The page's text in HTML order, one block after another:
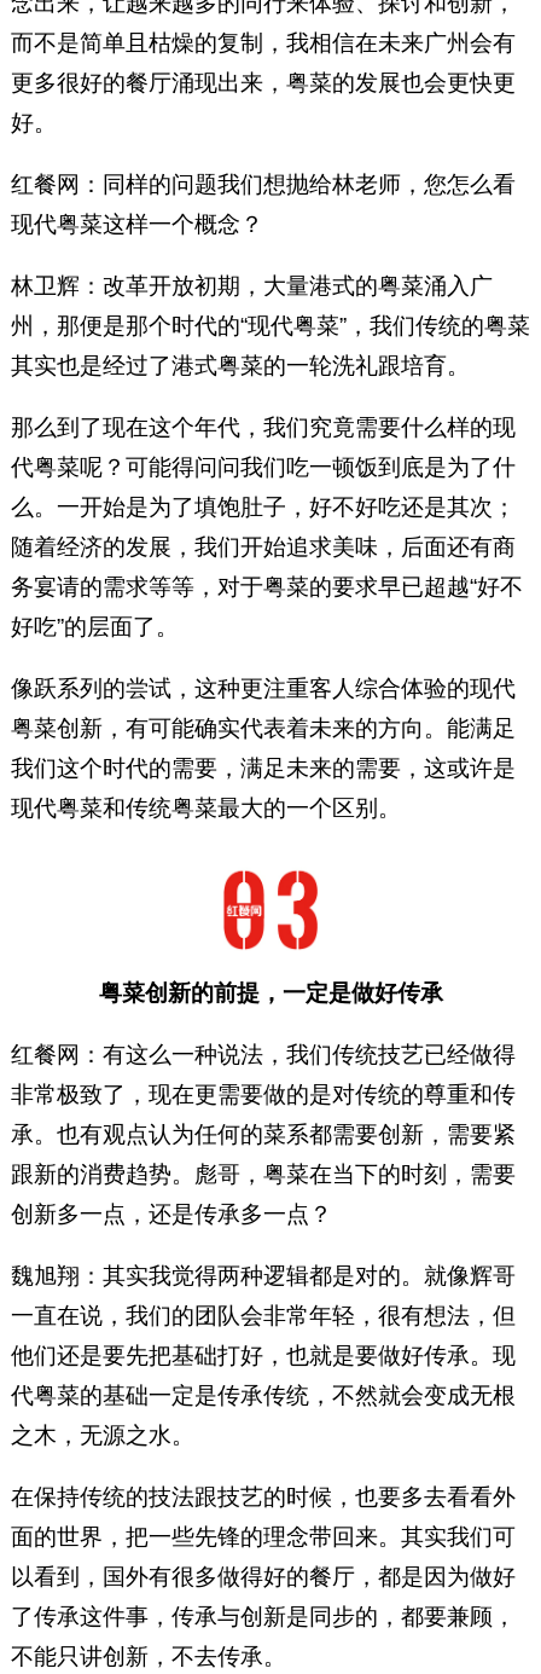
而不是简单且枯燥的复制，我相信在未来广州会有
更多很好的餐厅涌现出来，粤菜的发展也会更快更
好。
红餐网：同样的问题我们想抛给林老师，您怎么看
现代粤菜这样一个概念？
林卫辉：改革开放初期，大量港式的粤菜涌入广
州，那便是那个时代的“现代粤菜”，我们传统的粤菜
其实也是经过了港式粤菜的一轮洗礼跟培育。
那么到了现在这个年代，我们究竟需要什么样的现
代粤菜呢？可能得问问我们吃一顿饭到底是为了什
么。一开始是为了填饱肚子，好不好吃还是其次；
随着经济的发展，我们开始追求美味，后面还有商
务宴请的需求等等，对于粤菜的要求早已超越“好不
好吃”的层面了。
像跃系列的尝试，这种更注重客人综合体验的现代
粤菜创新，有可能确实代表着未来的方向。能满足
我们这个时代的需要，满足未来的需要，这或许是
现代粤菜和传统粤菜最大的一个区别。
粤菜创新的前提，一定是做好传承
红餐网：有这么一种说法，我们传统技艺已经做得
非常极致了，现在更需要做的是对传统的尊重和传
承。也有观点认为任何的菜系都需要创新，需要紧
跟新的消费趋势。彪哥，粤菜在当下的时刻，需要
创新多一点，还是传承多一点？
魏旭翔：其实我觉得两种逻辑都是对的。就像辉哥
一直在说，我们的团队会非常年轻，很有想法，但
他们还是要先把基础打好，也就是要做好传承。现
代粤菜的基础一定是传承传统，不然就会变成无根
之木，无源之水。
在保持传统的技法跟技艺的时候，也要多去看看外
面的世界，把一些先锋的理念带回来。其实我们可
以看到，国外有很多做得好的餐厅，都是因为做好
了传承这件事，传承与创新是同步的，都要兼顾，
不能只讲创新，不去传承。